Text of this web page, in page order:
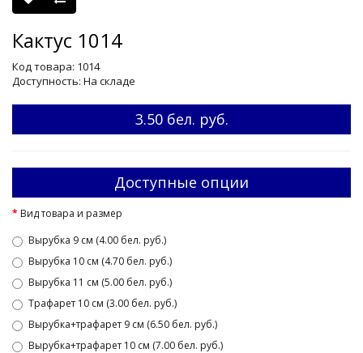
Кактус 1014
Код товара: 1014
Доступность: На складе
3.50 бел. руб.
Доступные опции
Вид товара и размер
Вырубка 9 см (4.00 бел. руб.)
Вырубка 10 см (4.70 бел. руб.)
Вырубка 11 см (5.00 бел. руб.)
Трафарет 10 см (3.00 бел. руб.)
Вырубка+трафарет 9 см (6.50 бел. руб.)
Вырубка+трафарет 10 см (7.00 бел. руб.)